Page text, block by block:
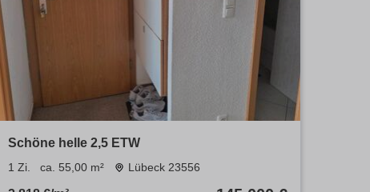
Schöne helle 2,5 ETW
1 Zi. ca. 55,00 m² Lübeck 23556